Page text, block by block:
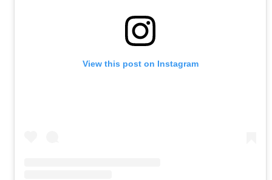
View this post on Instagram